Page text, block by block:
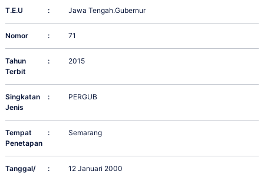
T.E.U : Jawa Tengah.Gubernur
Nomor : 71
Tahun
Terbit
: 2015
Singkatan
Jenis
: PERGUB
Tempat
Penetapan
: Semarang
Tanggal/
: 12 Januari 2000